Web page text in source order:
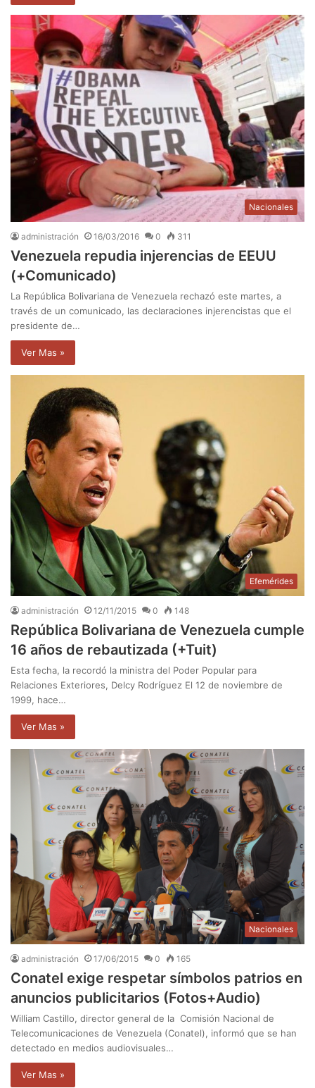
Nacionales
administración 16/03/2016 0 311
Venezuela repudia injerencias de EEUU
(+Comunicado)
La República Bolivariana de Venezuela rechazó este martes, a
través de un comunicado, las declaraciones injerencistas que el
presidente de…
Ver Mas »
Efemérides
administración 12/11/2015 0 148
República Bolivariana de Venezuela cumple
16 años de rebautizada (+Tuit)
Esta fecha, la recordó la ministra del Poder Popular para
Relaciones Exteriores, Delcy Rodríguez El 12 de noviembre de
1999, hace…
Ver Mas »
Nacionales
administración 17/06/2015 0 165
Conatel exige respetar símbolos patrios en
anuncios publicitarios (Fotos+Audio)
William Castillo, director general de la Comisión Nacional de
Telecomunicaciones de Venezuela (Conatel), informó que se han
detectado en medios audiovisuales…
Ver Mas »